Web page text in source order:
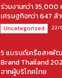
ร่วมงานกว่า 35,000
เศรษฐกิจกว่า 647 ล้
Uncategorized 22/
5 แบรนด์เครือสหพัฒ
Brand Thailand
จากผู้บริโภคไทย